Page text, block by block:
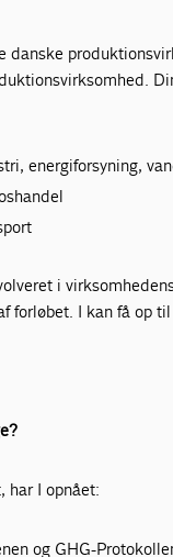
danske
energiforsyning,
i
forløbet. I kan få op
har I opnået:
og GHG-